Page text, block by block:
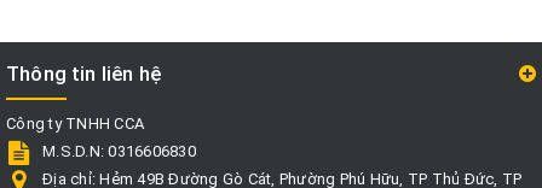
Thông tin liên hệ
Công ty TNHH CCA
M.S.D.N: 0316606830
Địa chỉ:Hẻm 49B Đường Gò Cát, Phường Phú Hữu, TP Thủ Đức, TP